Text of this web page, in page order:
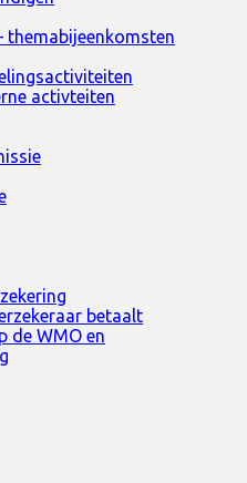
themabijeenkomsten
activteiten
betaalt
de WMO en